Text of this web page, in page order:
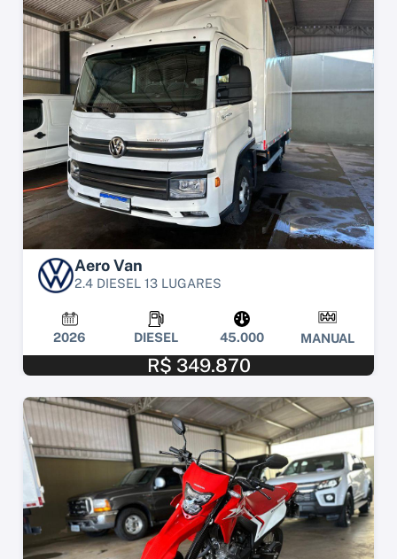
Aero Van
2.4 DIESEL 13 LUGARES
2026 DIESEL 45.000 MANUAL
R$ 349.870